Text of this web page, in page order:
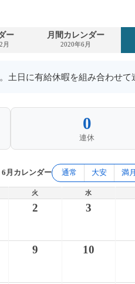
ー
月
月間カレンダー
2020年6月
土日に有給休暇を組み合わせて
0
連休
6月カレンダー 通常 大安 満月
火 水
2 3
9 10